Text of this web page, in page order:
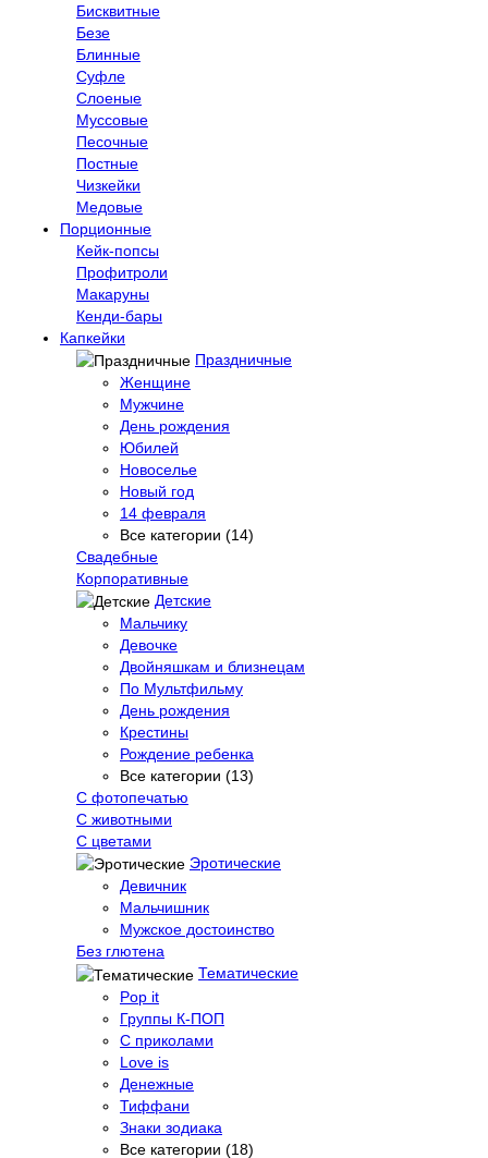
Бисквитные
Безе
Блинные
Суфле
Слоеные
Муссовые
Песочные
Постные
Чизкейки
Медовые
Порционные
Кейк-попсы
Профитроли
Макаруны
Кенди-бары
Капкейки
Праздничные
Женщине
Мужчине
День рождения
Юбилей
Новоселье
Новый год
14 февраля
Все категории (14)
Свадебные
Корпоративные
Детские
Мальчику
Девочке
Двойняшкам и близнецам
По Мультфильму
День рождения
Крестины
Рождение ребенка
Все категории (13)
С фотопечатью
C животными
С цветами
Эротические
Девичник
Мальчишник
Мужское достоинство
Без глютена
Тематические
Pop it
Группы К-ПОП
С приколами
Love is
Денежные
Тиффани
Знаки зодиака
Все категории (18)